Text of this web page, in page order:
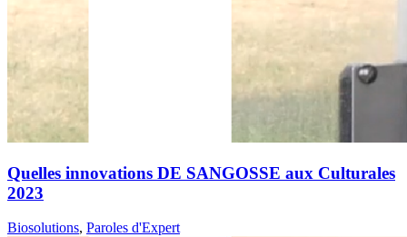
Quelles innovations DE SANGOSSE aux Culturales
2023
Biosolutions, Paroles d'Expert